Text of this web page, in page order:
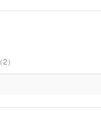
（2）